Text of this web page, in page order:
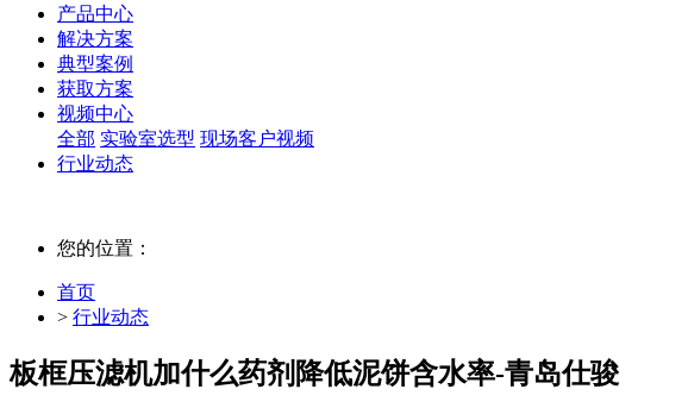
产品中心
解决方案
典型案例
获取方案
视频中心
全部 实验室选型 现场客户视频
行业动态
您的位置：
首页
> 行业动态
板框压滤机加什么药剂降低泥饼含水率-青岛仕骏